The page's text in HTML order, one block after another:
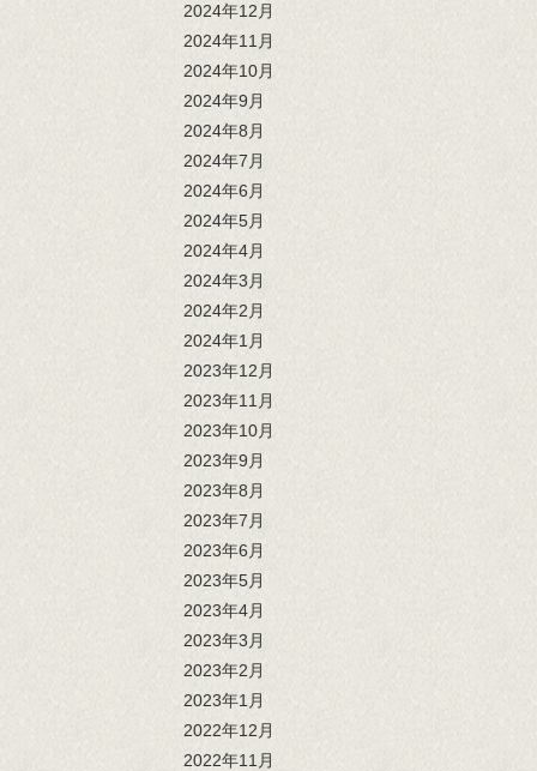
2024年12月
2024年11月
2024年10月
2024年9月
2024年8月
2024年7月
2024年6月
2024年5月
2024年4月
2024年3月
2024年2月
2024年1月
2023年12月
2023年11月
2023年10月
2023年9月
2023年8月
2023年7月
2023年6月
2023年5月
2023年4月
2023年3月
2023年2月
2023年1月
2022年12月
2022年11月